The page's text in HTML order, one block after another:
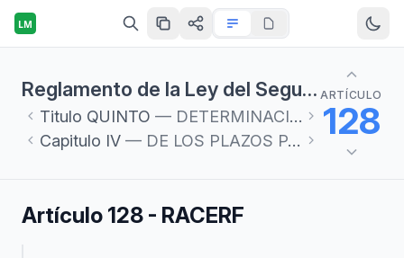
LM
Reglamento de la Ley del Seguro Social en materia de Afiliación, Clasificación de Empresas, Recaudación y Fiscalización
Titulo QUINTO — DETERMINACIÓN Y PAGO DE CUOTAS
Capitulo IV — DE LOS PLAZOS PARA EL PAGO
ARTÍCULO
128
Artículo 128 - RACERF